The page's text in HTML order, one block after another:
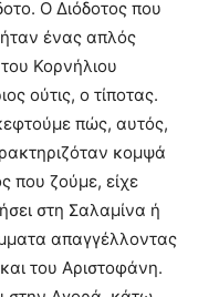
Ο Διόδοτος που
ένας απλός
Κορνήλιου
ούτις, ο τίποτας.
πώς, αυτός,
κομψά
που ζούμε, είχε
στη Σαλαμίνα ή
απαγγέλλοντας
του Αριστοφάνη.